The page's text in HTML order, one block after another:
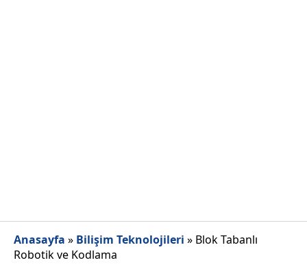
Anasayfa » Bilişim Teknolojileri » Blok Tabanlı
Robotik ve Kodlama